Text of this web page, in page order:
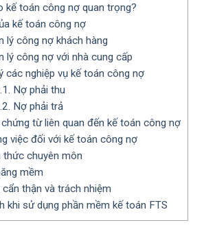
kế toán công nợ quan trọng?
kế toán công nợ
lý công nợ khách hàng
lý công nợ với nhà cung cấp
các nghiệp vụ kế toán công nợ
Nợ phải thu
Nợ phải trả
từ liên quan đến kế toán công nợ
việc đối với kế toán công nợ
thức chuyên môn
mềm
cẩn thận và trách nhiệm
khi sử dụng phần mềm kế toán FTS